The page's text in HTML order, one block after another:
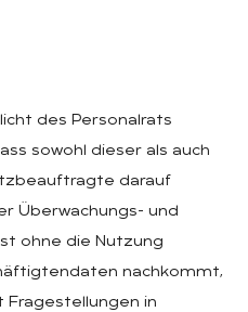
des Personalrats
sowohl dieser als auch
darauf
Überwachungs- und
ohne die Nutzung
nachkommt,
Fragestellungen in